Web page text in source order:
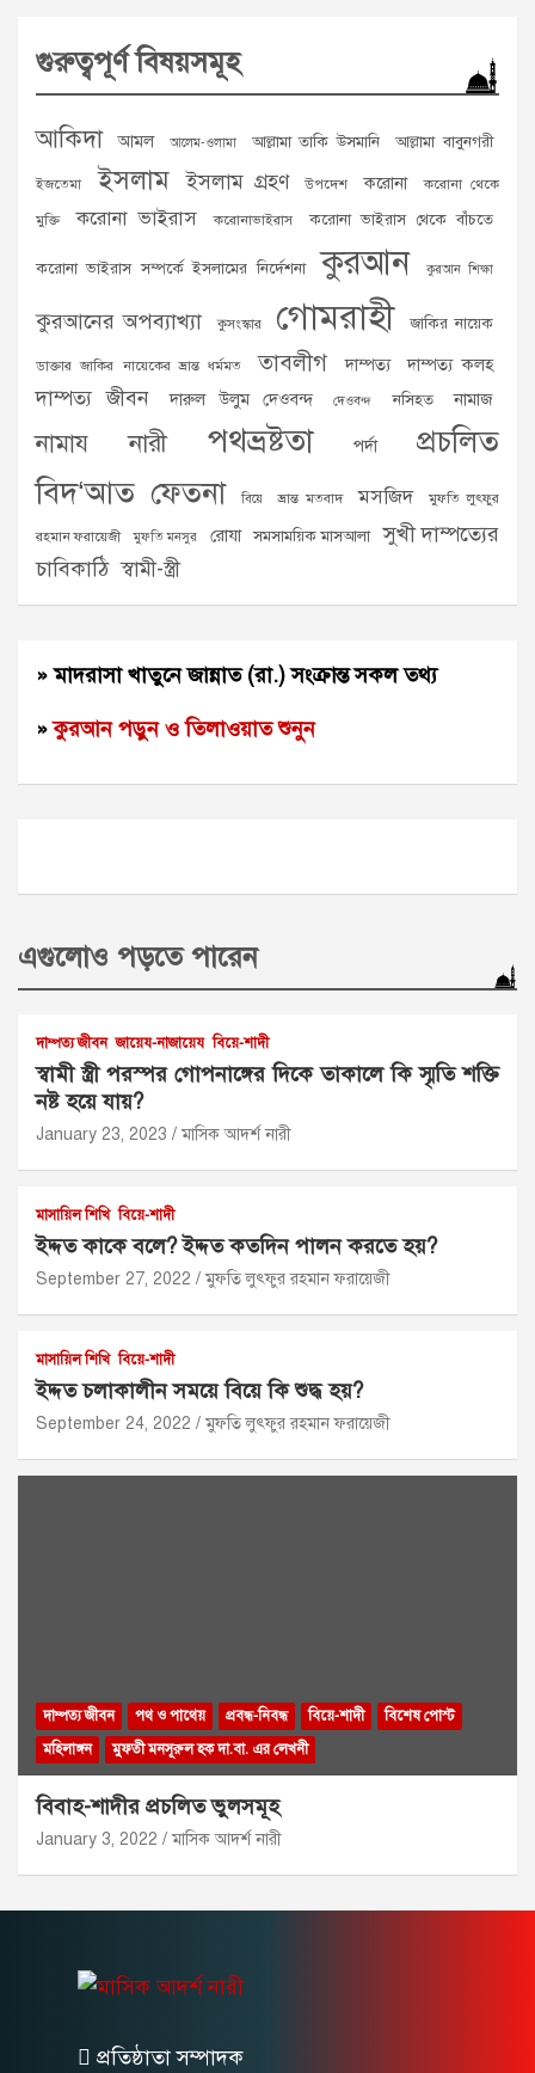
গুরুত্বপূর্ণ বিষয়সমূহ
আকিদা আমল আলেম-ওলামা আল্লামা তাকি উসমানি আল্লামা বাবুনগরী
ইজতেমা ইসলাম ইসলাম গ্রহণ উপদেশ করোনা করোনা থেকে
মুক্তি করোনা ভাইরাস করোনাভাইরাস করোনা ভাইরাস থেকে বাঁচতে
করোনা ভাইরাস সম্পর্কে ইসলামের নির্দেশনা কুরআন কুরআন শিক্ষা
কুরআনের অপব্যাখ্যা কুসংস্কার গোমরাহী জাকির নায়েক
ডাক্তার জাকির নায়েকের ভ্রান্ত ধর্মমত তাবলীগ দাম্পত্য দাম্পত্য কলহ
দাম্পত্য জীবন দারুল উলুম দেওবন্দ দেওবন্দ নসিহত নামাজ
নামায নারী পথভ্রষ্টতা পর্দা
প্রচলিত
বিদ‘আত ফেতনা বিয়ে ভ্রান্ত মতবাদ মসজিদ মুফতি লুৎফুর
রহমান ফরায়েজী মুফতি মনসুর রোযা সমসাময়িক মাসআলা
সুখী দাম্পত্যের
চাবিকাঠি স্বামী-স্ত্রী
» মাদরাসা খাতুনে জান্নাত (রা.) সংক্রান্ত সকল তথ্য
» কুরআন পড়ুন ও তিলাওয়াত শুনুন
এগুলোও পড়তে পারেন
দাম্পত্য জীবন জায়েয-নাজায়েয বিয়ে-শাদী
স্বামী স্ত্রী পরস্পর গোপনাঙ্গের দিকে তাকালে কি স্মৃতি শক্তি
নষ্ট হয়ে যায়?
January 23, 2023 মাসিক আদর্শ নারী
মাসায়িল শিখি বিয়ে-শাদী
ইদ্দত কাকে বলে? ইদ্দত কতদিন পালন করতে হয়?
September 27, 2022 মুফতি লুৎফুর রহমান ফরায়েজী
মাসায়িল শিখি বিয়ে-শাদী
ইদ্দত চলাকালীন সময়ে বিয়ে কি শুদ্ধ হয়?
September 24, 2022 মুফতি লুৎফুর রহমান ফরায়েজী
দাম্পত্য জীবন পথ ও পাথেয় প্রবন্ধ-নিবন্ধ বিয়ে-শাদী
বিশেষ পোস্ট
মহিলাঙ্গন
মুফতী মনসূরুল হক দা.বা. এর লেখনী
বিবাহ-শাদীর প্রচলিত ভুলসমূহ
January 3, 2022 মাসিক আদর্শ নারী
প্রতিষ্ঠাতা সম্পাদক